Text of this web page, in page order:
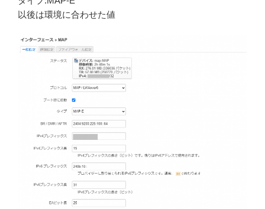
以後は環境に合わせた値